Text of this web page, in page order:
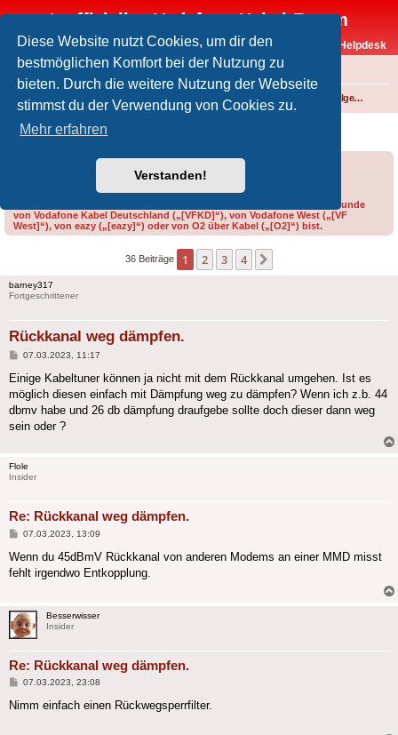
Diese Website nutzt Cookies, um dir den
bestmöglichen Komfort bei der Nutzung zu
bieten. Durch die weitere Nutzung der Webseite
stimmst du der Verwendung von Cookies zu.
Mehr erfahren
Verstanden!
Inoffizielles Vodafone-Kabel-Forum
Vodafone-Kabel-Helpdesk
FAQ
Foren-Übersicht Technik allgemein
Rückkanal weg dämpfen.
Bitte gib bei der Erstellung eines Threads im Feld „Präfix“ an, ob du Kunde
von Vodafone Kabel Deutschland („[VFKD]“), von Vodafone West („[VF
West]“), von eazy („[eazy]“) oder von O2 über Kabel („[O2]“) bist.
36 Beiträge 1 2 3 4
barney317
Fortgeschrittener
Rückkanal weg dämpfen.
Beitrag
07.03.2023, 11:17
Einige Kabeltuner können ja nicht mit dem Rückkanal umgehen. Ist es
möglich diesen einfach mit Dämpfung weg zu dämpfen? Wenn ich z.b. 44
dbmv habe und 26 db dämpfung draufgebe sollte doch dieser dann weg
sein oder ?
Flole
Insider
Re: Rückkanal weg dämpfen.
Beitrag
07.03.2023, 13:09
Wenn du 45dBmV Rückkanal von anderen Modems an einer MMD misst
fehlt irgendwo Entkopplung.
Besserwisser
Insider
Re: Rückkanal weg dämpfen.
Beitrag
07.03.2023, 23:08
Nimm einfach einen Rückwegsperrfilter.